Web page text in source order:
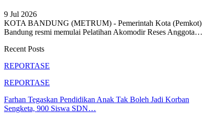
9 Jul 2026
KOTA BANDUNG (METRUM) - Pemerintah Kota (Pemkot)
Bandung resmi memulai Pelatihan Akomodir Reses Anggota…
Recent Posts
REPORTASE
REPORTASE
Farhan Tegaskan Pendidikan Anak Tak Boleh Jadi Korban
Sengketa, 900 Siswa SDN…